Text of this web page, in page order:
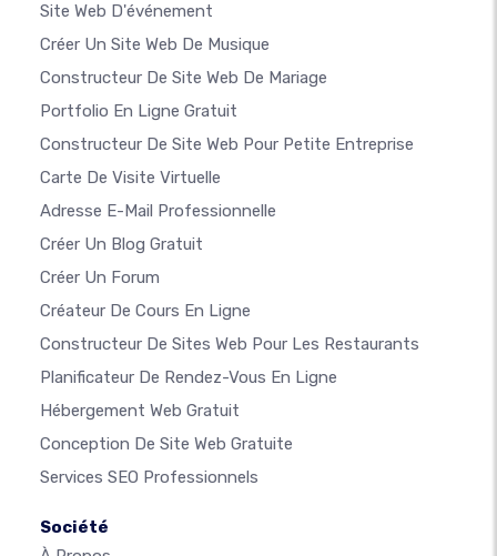
Site Web D'événement
Créer Un Site Web De Musique
Constructeur De Site Web De Mariage
Portfolio En Ligne Gratuit
Constructeur De Site Web Pour Petite Entreprise
Carte De Visite Virtuelle
Adresse E-Mail Professionnelle
Créer Un Blog Gratuit
Créer Un Forum
Créateur De Cours En Ligne
Constructeur De Sites Web Pour Les Restaurants
Planificateur De Rendez-Vous En Ligne
Hébergement Web Gratuit
Conception De Site Web Gratuite
Services SEO Professionnels
Société